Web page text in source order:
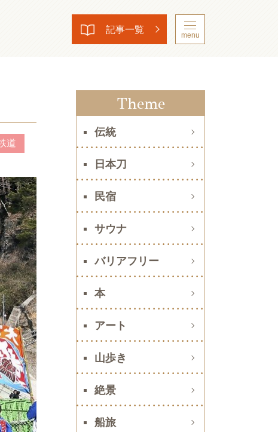
記事一覧
menu
道
Theme
伝統
日本刀
民宿
サウナ
バリアフリー
本
アート
山歩き
絶景
船旅